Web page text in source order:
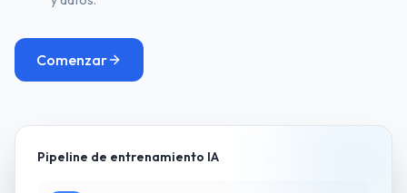
Comenzar
Pipeline de entrenamiento IA